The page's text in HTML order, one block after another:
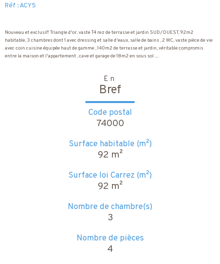
Réf : ACY5
Nouveau et exclusif! Triangle d'or, vaste T4 rez de terrasse et jardin SUD/OUEST, 92m2
habitable, 3 chambres dont 1 avec dressing et salle d'eaux, salle de bains , 2 WC, vaste pièce de vie
avec coin cuisine équipée haut de gamme , 140m2 de terrasse et jardin, véritable compromis
entre la maison et l'appartement , cave et garage de 18m2 en sous sol ....
En
Bref
Code postal
74000
Surface habitable (m²)
92 m²
Surface loi Carrez (m²)
92 m²
Nombre de chambre(s)
3
Nombre de pièces
4